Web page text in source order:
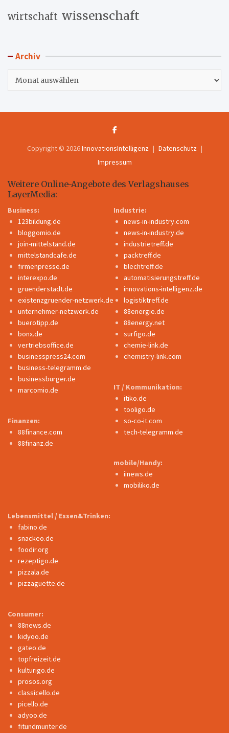
wirtschaft wissenschaft
Archiv
Copyright © 2026InnovationsIntelligenz
Datenschutz
Impressum
Weitere Online-Angebote des Verlagshauses
LayerMedia:
Business:
123bildung.de
bloggomio.de
join-mittelstand.de
mittelstandcafe.de
firmenpresse.de
interexpo.de
gruenderstadt.de
existenzgruender-netzwerk.de
unternehmer-netzwerk.de
buerotipp.de
bonx.de
vertriebsoffice.de
businesspress24.com
business-telegramm.de
businessburger.de
marcomio.de
Finanzen:
88finance.com
88finanz.de
Industrie:
news-in-industry.com
news-in-industry.de
industrietreff.de
packtreff.de
blechtreff.de
automatisierungstreff.de
innovations-intelligenz.de
logistiktreff.de
88energie.de
88energy.net
surfigo.de
chemie-link.de
chemistry-link.com
IT / Kommunikation:
itiko.de
tooligo.de
so-co-it.com
tech-telegramm.de
mobile/Handy:
iinews.de
mobiliko.de
Lebensmittel / Essen&Trinken:
fabino.de
snackeo.de
foodir.org
rezeptigo.de
pizzala.de
pizzaguette.de
Consumer:
88news.de
kidyoo.de
gateo.de
topfreizeit.de
kulturigo.de
prosos.org
classicello.de
picello.de
adyoo.de
fitundmunter.de